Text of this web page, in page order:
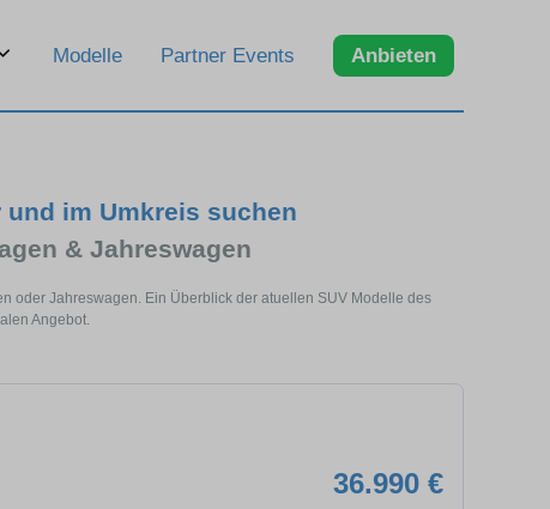
Modelle Partner Events Anbieten
und im Umkreis suchen
& Jahreswagen
oder Jahreswagen. Ein Überblick der atuellen SUV Modelle des
Angebot.
36.990 €